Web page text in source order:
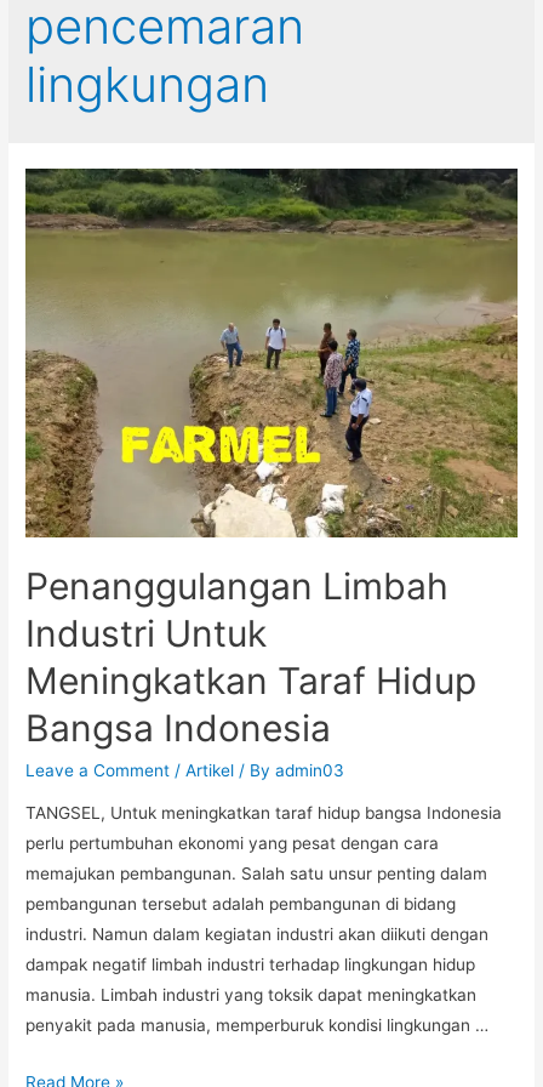
pencemaran
lingkungan
Penanggulangan Limbah
Industri Untuk
Meningkatkan Taraf Hidup
Bangsa Indonesia
Leave a Comment /Artikel / Byadmin03
TANGSEL, Untuk meningkatkan taraf hidup bangsa Indonesia
perlu pertumbuhan ekonomi yang pesat dengan cara
memajukan pembangunan. Salah satu unsur penting dalam
pembangunan tersebut adalah pembangunan di bidang
industri. Namun dalam kegiatan industri akan diikuti dengan
dampak negatif limbah industri terhadap lingkungan hidup
manusia. Limbah industri yang toksik dapat meningkatkan
penyakit pada manusia, memperburuk kondisi lingkungan …
Read More »